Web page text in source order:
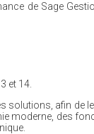
de Sage
et 14.
afin de
moderne, des